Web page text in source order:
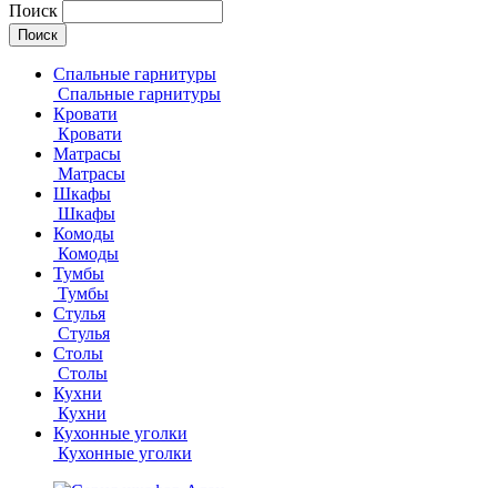
Поиск
Спальные гарнитуры
Спальные гарнитуры
Кровати
Кровати
Матрасы
Матрасы
Шкафы
Шкафы
Комоды
Комоды
Тумбы
Тумбы
Стулья
Стулья
Столы
Столы
Кухни
Кухни
Кухонные уголки
Кухонные уголки